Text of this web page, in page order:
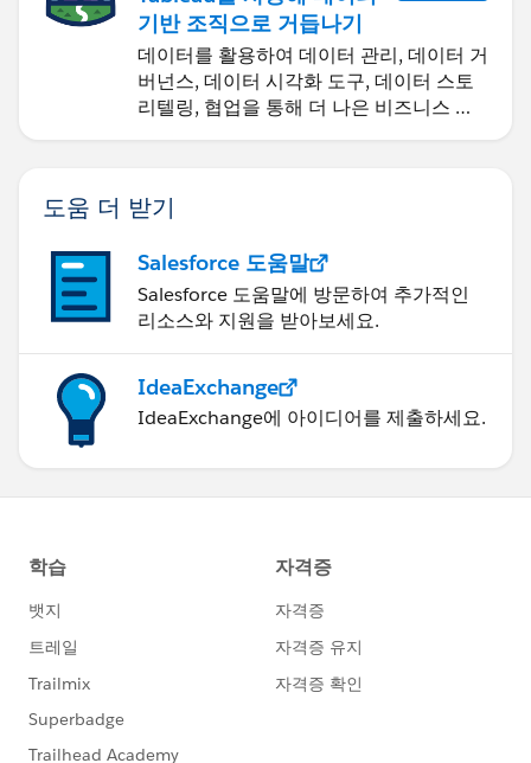
기반 조직으로 거듭나기
데이터를 활용하여 데이터 관리, 데이터 거
버넌스, 데이터 시각화 도구, 데이터 스토
리텔링, 협업을 통해 더 나은 비즈니스 성
과를 달성하세요.
도움 더 받기
Salesforce 도움말
Salesforce 도움말에 방문하여 추가적인
리소스와 지원을 받아보세요.
IdeaExchange
IdeaExchange에 아이디어를 제출하세요.